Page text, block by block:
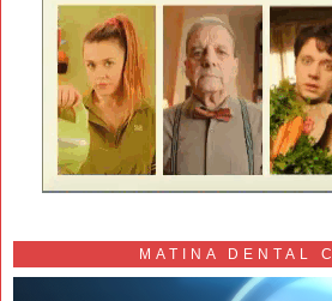
MATINA DENTAL